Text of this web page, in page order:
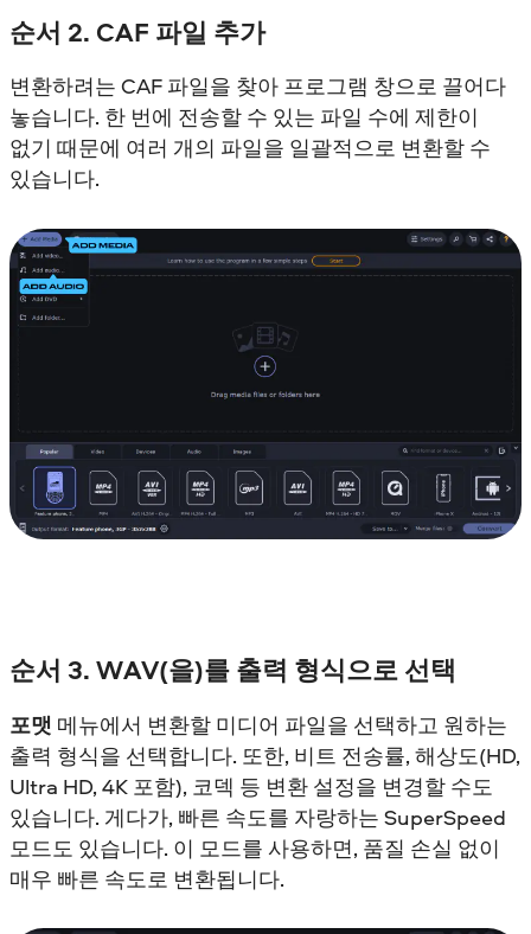
순서 2. CAF 파일 추가
변환하려는 CAF 파일을 찾아 프로그램 창으로 끌어다
놓습니다. 한 번에 전송할 수 있는 파일 수에 제한이
없기 때문에 여러 개의 파일을 일괄적으로 변환할 수
있습니다.
순서 3. WAV(을)를 출력 형식으로 선택
포맷 메뉴에서 변환할 미디어 파일을 선택하고 원하는
출력 형식을 선택합니다. 또한, 비트 전송률, 해상도(HD,
Ultra HD, 4K 포함), 코덱 등 변환 설정을 변경할 수도
있습니다. 게다가, 빠른 속도를 자랑하는 SuperSpeed
모드도 있습니다. 이 모드를 사용하면, 품질 손실 없이
매우 빠른 속도로 변환됩니다.